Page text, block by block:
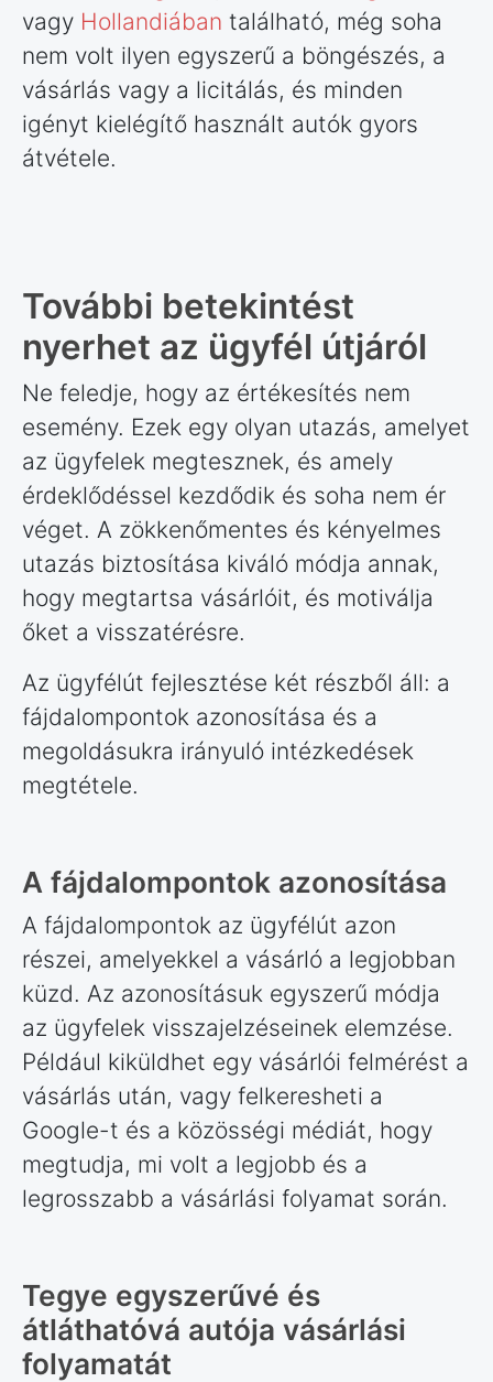
vagy Hollandiában található, még soha
nem volt ilyen egyszerű a böngészés, a
vásárlás vagy a licitálás, és minden
igényt kielégítő használt autók gyors
átvétele.
További betekintést
nyerhet az ügyfél útjáról
Ne feledje, hogy az értékesítés nem
esemény. Ezek egy olyan utazás, amelyet
az ügyfelek megtesznek, és amely
érdeklődéssel kezdődik és soha nem ér
véget. A zökkenőmentes és kényelmes
utazás biztosítása kiváló módja annak,
hogy megtartsa vásárlóit, és motiválja
őket a visszatérésre.
Az ügyfélút fejlesztése két részből áll: a
fájdalompontok azonosítása és a
megoldásukra irányuló intézkedések
megtétele.
A fájdalompontok azonosítása
A fájdalompontok az ügyfélút azon
részei, amelyekkel a vásárló a legjobban
küzd. Az azonosításuk egyszerű módja
az ügyfelek visszajelzéseinek elemzése.
Például kiküldhet egy vásárlói felmérést a
vásárlás után, vagy felkeresheti a
Google-t és a közösségi médiát, hogy
megtudja, mi volt a legjobb és a
legrosszabb a vásárlási folyamat során.
Tegye egyszerűvé és
átláthatóvá autója vásárlási
folyamatát